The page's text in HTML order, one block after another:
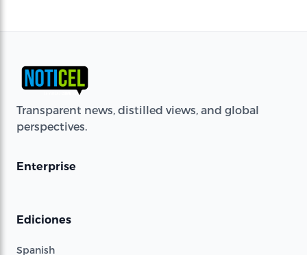
Transparent news, distilled views, and global
perspectives.
Enterprise
Ediciones
Spanish